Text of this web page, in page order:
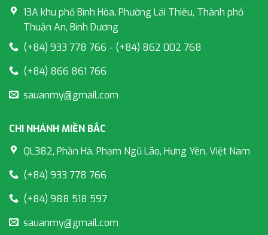
13A khu phố Bình Hòa, Phường Lái Thiêu, Thành phố
Thuận An, Bình Dương
(+84) 933 778 766 - (+84) 862 002 768
(+84) 866 861 766
sauanmy@gmail.com
CHI NHÁNH MIỀN BẮC
QL382, Phần Hà, Phạm Ngũ Lão, Hưng Yên, Việt Nam
(+84) 933 778 766
(+84) 988 518 597
sauanmy@gmail.com